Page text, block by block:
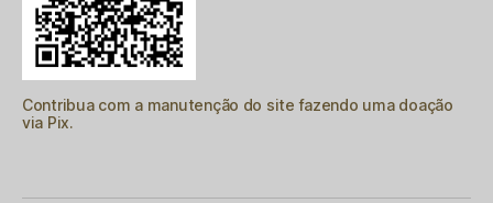
Contribua com a manutenção do site fazendo uma doação
via Pix.